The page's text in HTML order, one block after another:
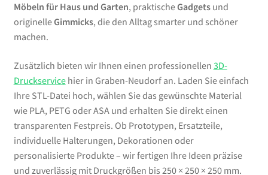
Möbeln für Haus und Garten, praktischeGadgetsund
originelleGimmicks, die den Alltag smarter und schöner
machen.
Zusätzlich bieten wir Ihnen einen professionellen 3D-
Druckservicehier in Graben-Neudorf an. Laden Sie einfach
Ihre STL-Datei hoch, wählen Sie das gewünschte Material
wie PLA, PETG oder ASA und erhalten Sie direkt einen
transparenten Festpreis. Ob Prototypen, Ersatzteile,
individuelle Halterungen, Dekorationen oder
personalisierte Produkte – wir fertigen Ihre Ideen präzise
und zuverlässig mit Druckgrößen bis 250 × 250 × 250 mm.